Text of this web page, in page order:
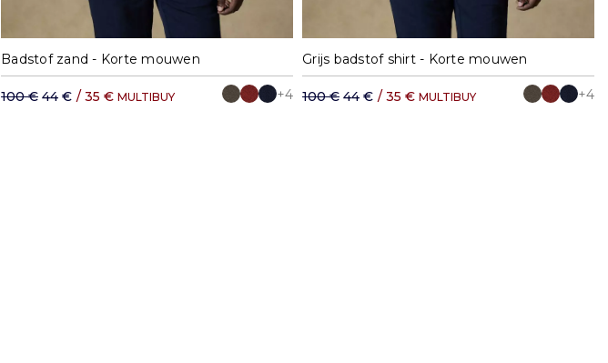
S M L XL
Badstof zand - Korte mouwen
100 € 44 € / 35 € MULTIBUY +4
S M L XL XXL
Grijs badstof shirt - Korte mouwen
100 € 44 € / 35 € MULTIBUY +4